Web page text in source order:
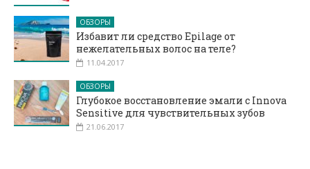
ОБЗОРЫ
Избавит ли средство Epilage от
нежелательных волос на теле?
11.04.2017
ОБЗОРЫ
Глубокое восстановление эмали с Innova
Sensitive для чувствительных зубов
21.06.2017